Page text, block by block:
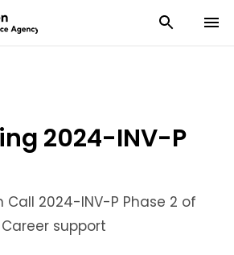
Visa och dölj
Visa
2024-INV-P
Call 2024-INV-P Phase 2 of
Career support